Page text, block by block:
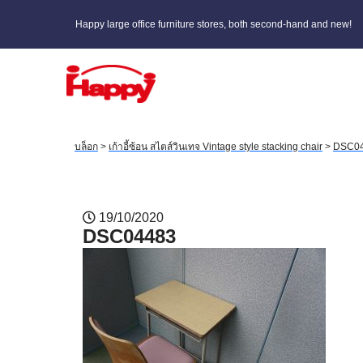
Happy large office furniture stores, both second-hand and new!
บล็อก > เก้าอี้ซ้อน สไตส์วินเทจ Vintage style stacking chair >
19/10/2020
DSC04483